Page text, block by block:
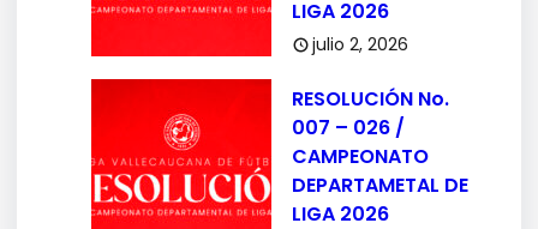
LIGA 2026
julio 2, 2026
RESOLUCIÓN No.
007 – 026 /
CAMPEONATO
DEPARTAMETAL DE
LIGA 2026